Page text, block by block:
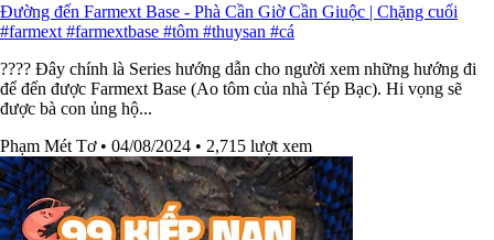
Đường đến Farmext Base - Phà Cần Giờ Cần Giuộc | Chặng cuối
#farmext #farmextbase #tôm #thuysan #cá
???? Đây chính là Series hướng dẫn cho người xem những hướng đi
để đến được Farmext Base (Ao tôm của nhà Tép Bạc). Hi vọng sẽ
được bà con ủng hộ...
Phạm Mét Tơ • 04/08/2024 • 2,715 lượt xem